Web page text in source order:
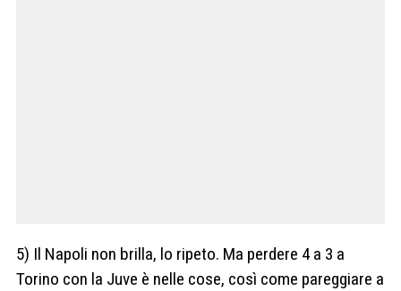
5) Il Napoli non brilla, lo ripeto. Ma perdere 4 a 3 a
Torino con la Juve è nelle cose, così come pareggiare a